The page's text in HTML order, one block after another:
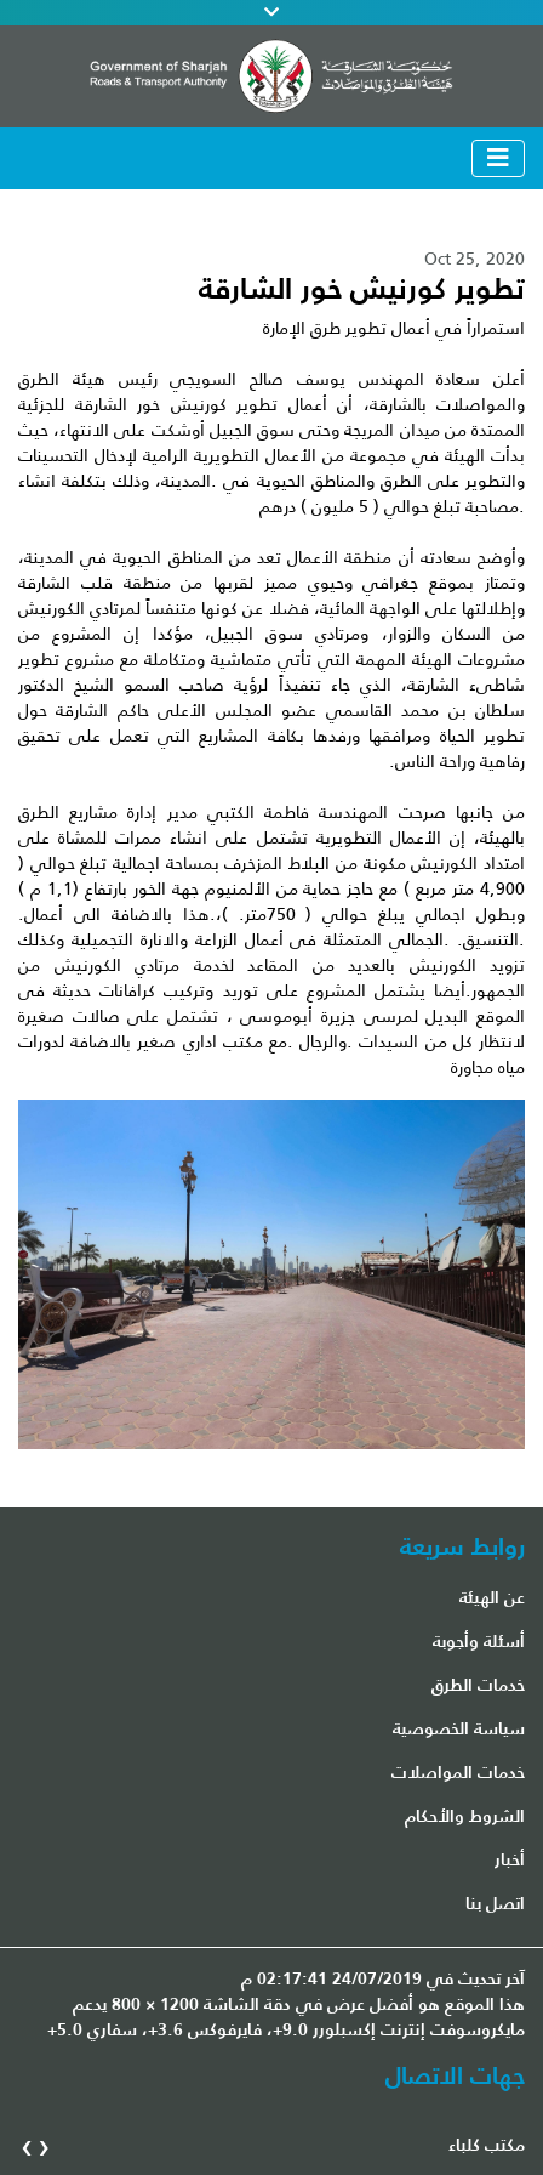
Oct 25, 2020
تطوير كورنيش خور الشارقة
استمراراً في أعمال تطوير طرق الإمارة
أعلن سعادة المهندس يوسف صالح السويجي رئيس هيئة الطرق
والمواصلات بالشارقة، أن أعمال تطوير كورنيش خور الشارقة للجزئية
الممتدة من ميدان المريجة وحتى سوق الجبيل أوشكت على الانتهاء، حيث
بدأت الهيئة في مجموعة من الأعمال التطويرية الرامية لإدخال التحسينات
والتطوير على الطرق والمناطق الحيوية في .المدينة، وذلك بتكلفة انشاء
.مصاحبة تبلغ حوالي ( 5 مليون ) درهم
وأوضح سعادته أن منطقة الأعمال تعد من المناطق الحيوية في المدينة،
وتمتاز بموقع جغرافي وحيوي مميز لقربها من منطقة قلب الشارقة
وإطلالتها على الواجهة المائية، فضلا عن كونها متنفساً لمرتادي الكورنيش
من السكان والزوار، ومرتادي سوق الجبيل، مؤكدا إن المشروع من
مشروعات الهيئة المهمة التي تأتي متماشية ومتكاملة مع مشروع تطوير
شاطىء الشارقة، الذي جاء تنفيذاً لرؤية صاحب السمو الشيخ الدكتور
سلطان بن محمد القاسمي عضو المجلس الأعلى حاكم الشارقة حول
تطوير الحياة ومرافقها ورفدها بكافة المشاريع التي تعمل على تحقيق
رفاهية وراحة الناس.
من جانبها صرحت المهندسة فاطمة الكتبي مدير إدارة مشاريع الطرق
بالهيئة، إن الأعمال التطويرية تشتمل على انشاء ممرات للمشاة على
امتداد الكورنيش مكونة من البلاط المزخرف بمساحة اجمالية تبلغ حوالي (
4,900 متر مربع ) مع حاجز حماية من الألمنيوم جهة الخور بارتفاع (1,1 م )
وبطول اجمالي يبلغ حوالي ( 750متر. )،.هذا بالاضافة الى أعمال.
.التنسيق. .الجمالي المتمثلة فى أعمال الزراعة والانارة التجميلية وكذلك
تزويد الكورنيش بالعديد من المقاعد لخدمة مرتادي الكورنيش من
الجمهور.أيضا يشتمل المشروع على توريد وتركيب كرافانات حديثة فى
الموقع البديل لمرسى جزيرة أبوموسى ، تشتمل على صالات صغيرة
لانتظار كل من السيدات .والرجال .مع مكتب اداري صغير بالاضافة لدورات
مياه مجاورة
روابط سريعة
عن الهيئة
أسئلة وأجوبة
خدمات الطرق
سياسة الخصوصية
خدمات المواصلات
الشروط والأحكام
أخبار
اتصل بنا
آخر تحديث في 24/07/2019 02:17:41 م
هذا الموقع هو أفضل عرض في دقة الشاشة 1200 × 800 يدعم
مايكروسوفت إنترنت إكسبلورر 9.0+، فايرفوكس 3.6+، سفاري 5.0+
جهات الاتصال
مكتب كلباء ‹
›